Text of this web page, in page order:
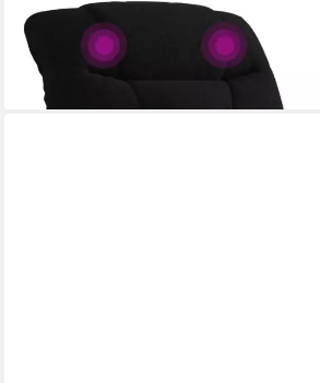
VIDAXL
Sessel Massagesessel Schwarz Stoff (1-St)
226,99 €
lieferbar - in 4-5 Werktagen bei dir